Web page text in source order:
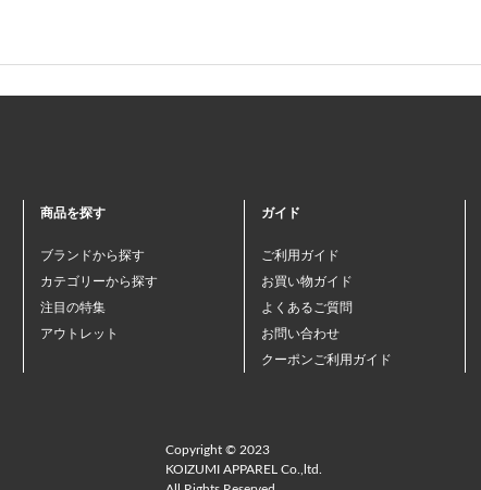
商品を探す
ブランドから探す
カテゴリーから探す
注目の特集
アウトレット
ガイド
ご利用ガイド
お買い物ガイド
よくあるご質問
お問い合わせ
クーポンご利用ガイド
Copyright © 2023
KOIZUMI APPAREL Co.,ltd.